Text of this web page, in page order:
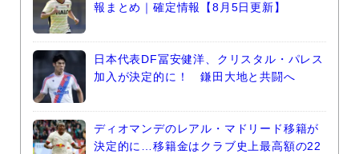
報まとめ｜確定情報【8月5日更新】
日本代表DF冨安健洋、クリスタル・パレス
加入が決定的に！ 鎌田大地と共闘へ
ディオマンデのレアル・マドリード移籍が
決定的に…移籍金はクラブ史上最高額の22